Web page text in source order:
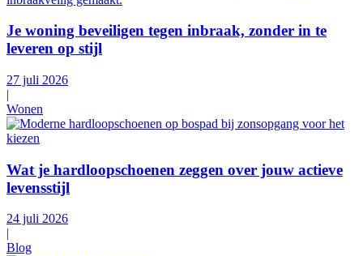
Je woning beveiligen tegen inbraak, zonder in te
leveren op stijl
27 juli 2026
|
Wonen
Wat je hardloopschoenen zeggen over jouw actieve
levensstijl
24 juli 2026
|
Blog